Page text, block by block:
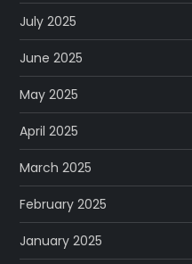
July 2025
June 2025
May 2025
April 2025
March 2025
February 2025
January 2025